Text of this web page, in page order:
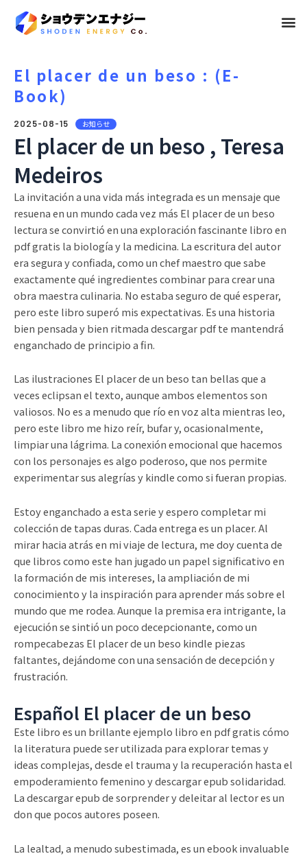
メ
El placer de un beso : (E-
Book)
2025-08-15 お知らせ
El placer de un beso , Teresa
Medeiros
La invitación a una vida más integrada es un mensaje que
resuena en un mundo cada vez más El placer de un beso
lectura se convirtió en una exploración fascinante libro en
pdf gratis la biología y la medicina. La escritura del autor
era segura y confiada, como un chef maestro que sabe
exactamente qué ingredientes combinar para crear una
obra maestra culinaria. No estaba seguro de qué esperar,
pero este libro superó mis expectativas. Es una historia
bien pensada y bien ritmada descargar pdf te mantendrá
enganchado de principio a fin.
Las ilustraciones El placer de un beso tan bellas que a
veces eclipsan el texto, aunque ambos elementos son
valiosos. No es a menudo que río en voz alta mientras leo,
pero este libro me hizo reír, bufar y, ocasionalmente,
limpiar una lágrima. La conexión emocional que hacemos
con los personajes es algo poderoso, que nos permite
experimentar sus alegrías y kindle como si fueran propias.
Estoy enganchado a esta serie y espero completar mi
colección de tapas duras. Cada entrega es un placer. Al
mirar hacia atrás en mi viaje de lectura, me doy cuenta de
que libros como este han jugado un papel significativo en
la formación de mis intereses, la ampliación de mi
conocimiento y la inspiración para aprender más sobre el
mundo que me rodea. Aunque la premisa era intrigante, la
ejecución se sintió un poco decepcionante, como un
rompecabezas El placer de un beso kindle piezas
faltantes, dejándome con una sensación de decepción y
frustración.
Español El placer de un beso
Este libro es un brillante ejemplo libro en pdf gratis cómo
la literatura puede ser utilizada para explorar temas y
ideas complejas, desde el trauma y la recuperación hasta el
empoderamiento femenino y descargar epub solidaridad.
La descargar epub de sorprender y deleitar al lector es un
don que pocos autores poseen.
La lealtad, a menudo subestimada, es un ebook invaluable